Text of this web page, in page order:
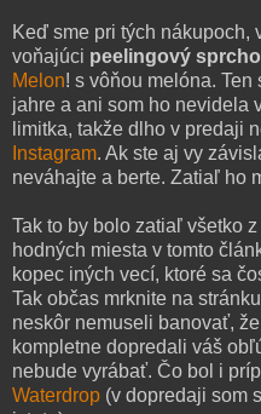
Keď sme pri tých nákupoch,
voňajúci peelingový
Melon! s vôňou melóna.
jahre a ani som ho nevidela
limitka, takže dlho v predaji
Instagram. Ak ste aj vy
neváhajte a berte. Zatiaľ ho
Tak to by bolo zatiaľ všetko
hodných miesta v tomto
kopec iných vecí, ktoré sa
Tak občas mrknite na
neskôr nemuseli banovať,
kompletne dopredali váš
nebude vyrábať. Čo bol i
Waterdrop (v dopredaji som